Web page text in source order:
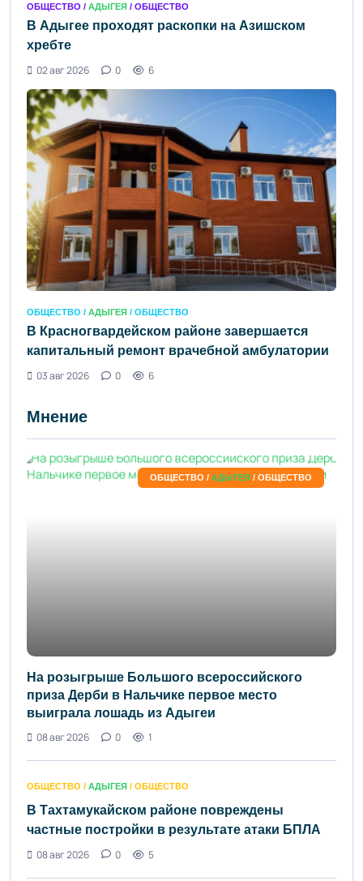
ОБЩЕСТВО / АДЫГЕЯ / ОБЩЕСТВО
В Адыгее проходят раскопки на Азишском
хребте
02 авг 2026
0 6
ОБЩЕСТВО / АДЫГЕЯ / ОБЩЕСТВО
В Красногвардейском районе завершается
капитальный ремонт врачебной амбулатории
03 авг 2026
0 6
Мнение
ОБЩЕСТВО / АДЫГЕЯ / ОБЩЕСТВО
На розыгрыше Большого всероссийского
приза Дерби в Нальчике первое место
выиграла лошадь из Адыгеи
08 авг 2026
0 1
ОБЩЕСТВО / АДЫГЕЯ / ОБЩЕСТВО
В Тахтамукайском районе повреждены
частные постройки в результате атаки БПЛА
08 авг 2026
0 5